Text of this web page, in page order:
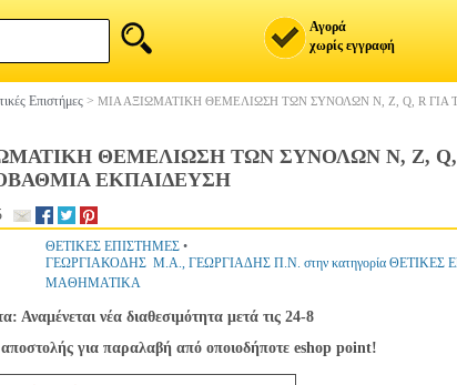
Αγορά
χωρίς εγγραφή
Επιστήμες > ΜΙΑ ΑΞΙΩΜΑΤΙΚΗ ΘΕΜΕΛΙΩΣΗ ΤΩΝ ΣΥΝΟΛΩΝ N, Z, Q, R
ΘΕΜΕΛΙΩΣΗ ΤΩΝ ΣΥΝΟΛΩΝ N, Z, Q,
ΕΚΠΑΙΔΕΥΣΗ
ΘΕΤΙΚΕΣ ΕΠΙΣΤΗΜΕΣ •
ΓΕΩΡΓΙΑΚΟΔΗΣ Μ.Α., ΓΕΩΡΓΙΑΔΗΣ Π.Ν. στην κατηγορία ΘΕΤΙΚΕΣ
ΜΑΘΗΜΑΤΙΚΑ
Αναμένεται νέα διαθεσιμότητα μετά τις 24-8
για παραλαβή από οποιοδήποτε eshop point!